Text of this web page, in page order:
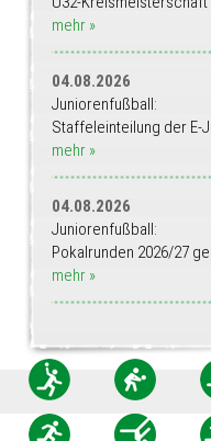
mehr »
04.08.2026
Juniorenfußball:
Staffeleinteilung der E-
mehr »
04.08.2026
Juniorenfußball:
Pokalrunden 2026/27
mehr »